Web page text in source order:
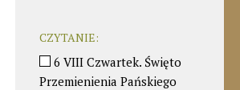
CZYTANIE:
6 VIII Czwartek. Święto
Przemienienia Pańskiego